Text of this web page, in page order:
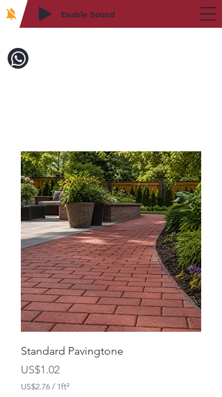
Enable Sound
Standard Pavingtone
價格
US$1.02
US$2.76 / 1ft²